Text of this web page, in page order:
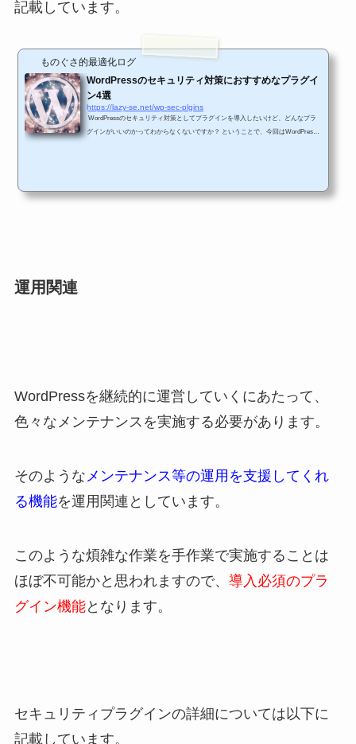
記載しています。
ものぐさ的最適化ログ
WordPressのセキュリティ対策におすすめなプラグイ
ン4選
https://lazy-se.net/wp-sec-plgins
WordPressのセキュリティ対策としてプラグインを導入したいけど、どんなプラ
グインがいいのかってわからなくないですか？ ということで、今回はWordPress
きたいと思います。 そもそもWordPress...
運用関連
WordPressを継続的に運営していくにあたって、
色々なメンテナンスを実施する必要があります。
そのような メンテナンス等の運用を支援してくれ
る機能を運用関連としています。
このような煩雑な作業を手作業で実施することは
ほぼ不可能かと思われますので、 導入必須のプラ
グイン機能となります。
セキュリティプラグインの詳細については以下に
記載しています。